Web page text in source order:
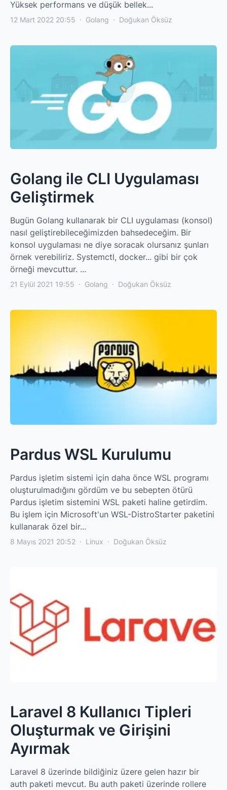
Yüksek performans ve düşük bellek...
12 Mart 2022 20:55 · Golang · Doğukan Öksüz
Golang ile CLI Uygulaması
Geliştirmek
Bugün Golang kullanarak bir CLI uygulaması (konsol)
nasıl geliştirebileceğimizden bahsedeceğim. Bir
konsol uygulaması ne diye soracak olursanız şunları
örnek verebiliriz. Systemctl, docker... gibi bir çok
örneği mevcuttur. ...
21 Eylül 2021 19:55 · Golang · Doğukan Öksüz
Pardus WSL Kurulumu
Pardus işletim sistemi için daha önce WSL programı
oluşturulmadığını gördüm ve bu sebepten ötürü
Pardus işletim sistemini WSL paketi haline getirdim.
Bu işlem için Microsoft'un WSL-DistroStarter paketini
kullanarak özel bir...
8 Mayıs 2021 20:52 · Linux · Doğukan Öksüz
Laravel 8 Kullanıcı Tipleri
Oluşturmak ve Girişini
Ayırmak
Laravel 8 üzerinde bildiğiniz üzere gelen hazır bir
auth paketi mevcut. Bu auth paketi üzerinde rollere